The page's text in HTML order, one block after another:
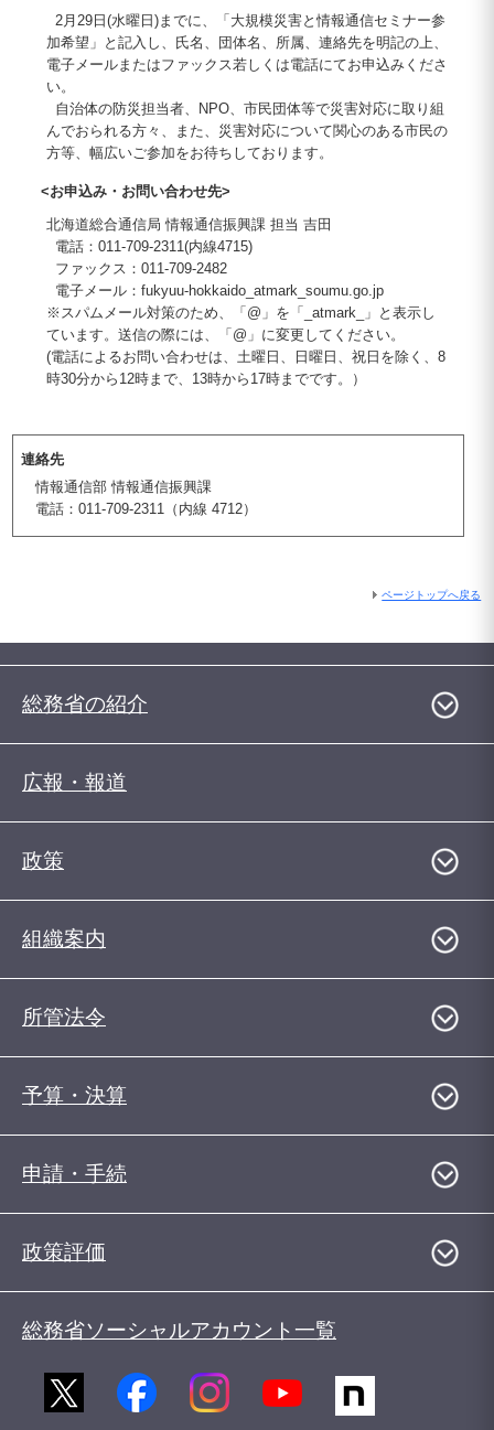
2月29日(水曜日)までに、「大規模災害と情報通信セミナー参
加希望」と記入し、氏名、団体名、所属、連絡先を明記の上、
電子メールまたはファックス若しくは電話にてお申込みくださ
い。
自治体の防災担当者、NPO、市民団体等で災害対応に取り組
んでおられる方々、また、災害対応について関心のある市民の
方等、幅広いご参加をお待ちしております。
<お申込み・お問い合わせ先>
北海道総合通信局 情報通信振興課 担当 吉田
電話：011-709-2311(内線4715)
ファックス：011-709-2482
電子メール：fukyuu-hokkaido_atmark_soumu.go.jp
※スパムメール対策のため、「@」を「_atmark_」と表示し
ています。送信の際には、「@」に変更してください。
(電話によるお問い合わせは、土曜日、日曜日、祝日を除く、8
時30分から12時まで、13時から17時までです。）
連絡先
情報通信部 情報通信振興課
電話：011-709-2311（内線 4712）
ページトップへ戻る
総務省の紹介
広報・報道
政策
組織案内
所管法令
予算・決算
申請・手続
政策評価
総務省ソーシャルアカウント一覧